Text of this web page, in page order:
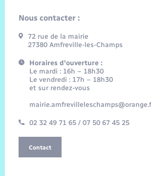
Nous contacter :
72 rue de la mairie
27380 Amfreville-les-Champs
Horaires d'ouverture :
Le mardi : 16h – 18h30
Le vendredi : 17h – 18h30
et sur rendez-vous
02 32 49 71 65 / 07 50 67 45 25
Contact